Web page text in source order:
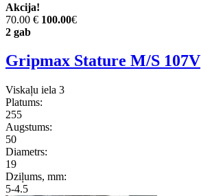
Akcija!
70.00 € 100.00€
2 gab
Gripmax Stature M/S 107V
Viskaļu iela 3
Platums:
255
Augstums:
50
Diametrs:
19
Dziļums, mm:
5-4.5